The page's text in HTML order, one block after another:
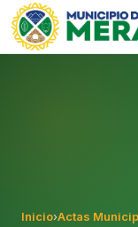
Gobierno
Inicio›Actas